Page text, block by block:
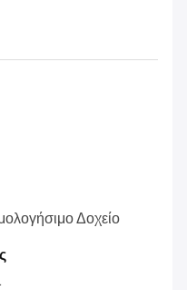
Δοχείο